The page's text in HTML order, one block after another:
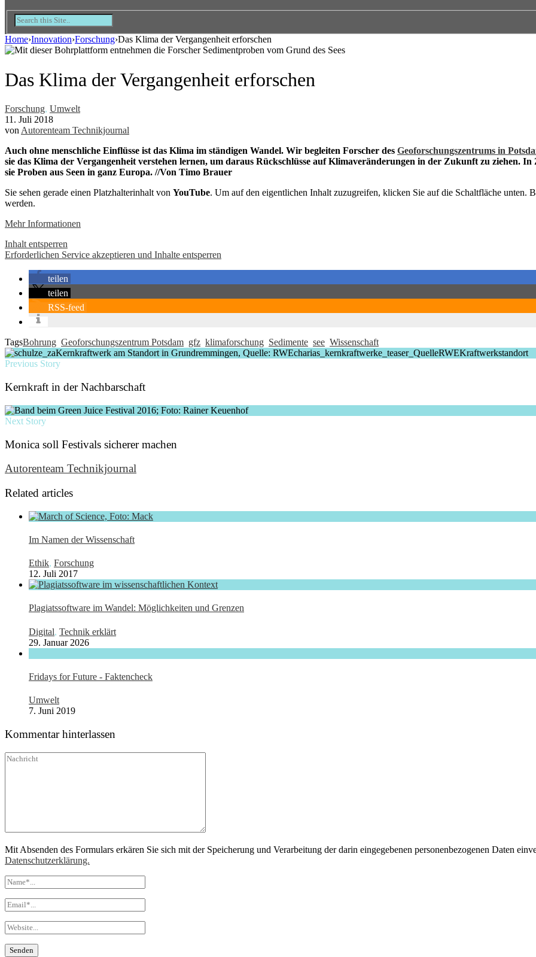
Home›Innovation›Forschung›Das Klima der Vergangenheit erforschen
Das Klima der Vergangenheit erforschen
Forschung, Umwelt
11. Juli 2018
von Autorenteam Technikjournal
Auch ohne menschliche Einflüsse ist das Klima im ständigen Wandel. Wir begleiten Forscher des Geoforschungszentrums in
sie das Klima der Vergangenheit verstehen lernen, um daraus Rückschlüsse auf Klimaveränderungen in der Zukunft zu ziehen.
sie Proben aus Seen in ganz Europa. //Von Timo Brauer
Sie sehen gerade einen Platzhalterinhalt von YouTube. Um auf den eigentlichen Inhalt zuzugreifen, klicken Sie auf die Schaltfläche unten.
werden.
Mehr Informationen
Inhalt entsperren
Erforderlichen Service akzeptieren und Inhalte entsperren
teilen
teilen
RSS-feed
TagsBohrung Geoforschungszentrum Potsdam gfz klimaforschung Sedimente see Wissenschaft
Previous Story
Kernkraft in der Nachbarschaft
Next Story
Monica soll Festivals sicherer machen
Autorenteam Technikjournal
Related articles
Im Namen der Wissenschaft
Ethik, Forschung
12. Juli 2017
Plagiatssoftware im Wandel: Möglichkeiten und Grenzen
Digital, Technik erklärt
29. Januar 2026
Fridays for Future - Faktencheck
Umwelt
7. Juni 2019
Kommentar hinterlassen
Mit Absenden des Formulars erkären Sie sich mit der Speicherung und Verarbeitung der darin eingegebenen personenbezogenen Daten
Datenschutzerklärung.